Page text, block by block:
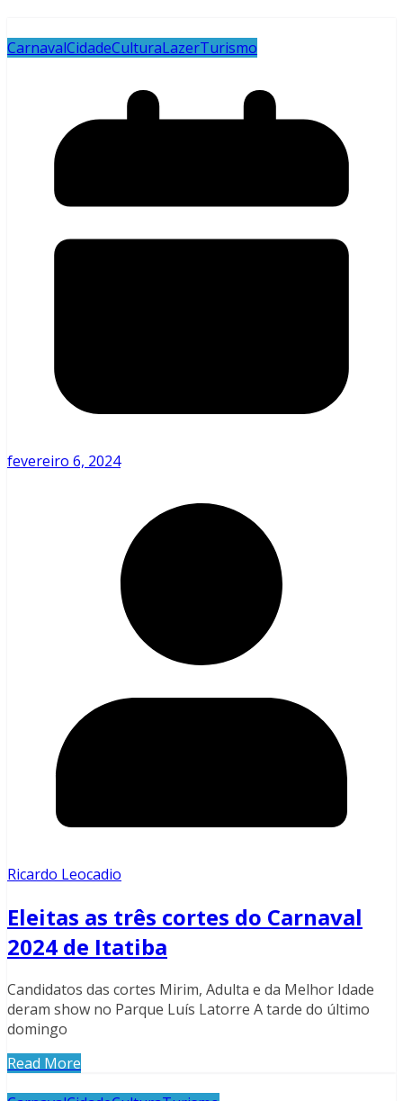
CarnavalCidadeCulturaLazerTurismo
fevereiro 6, 2024
Ricardo Leocadio
Eleitas as três cortes do Carnaval
2024 de Itatiba
Candidatos das cortes Mirim, Adulta e da Melhor Idade
deram show no Parque Luís Latorre A tarde do último
domingo
Read More